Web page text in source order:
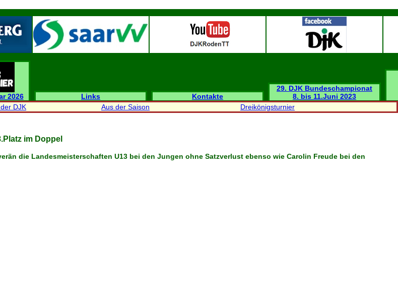
2026 Links Kontakte
29. DJK Bundeschampionat
8. bis 11.Juni 2023
DJK Aus der Saison Dreikönigsturnier
im Doppel
die Landesmeisterschaften U13 bei den Jungen ohne Satzverlust ebenso wie Carolin Freude bei den